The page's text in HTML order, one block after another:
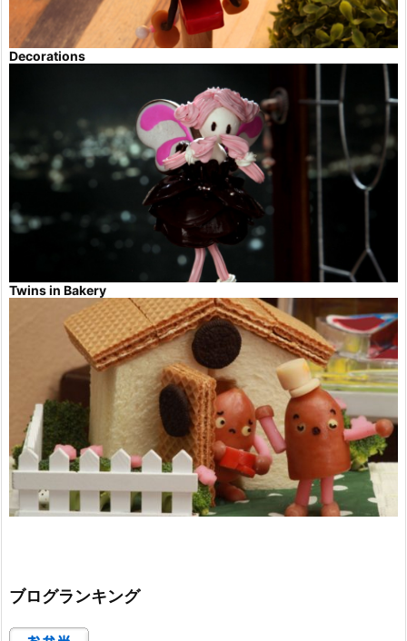
Decorations
Twins in Bakery
ブログランキング